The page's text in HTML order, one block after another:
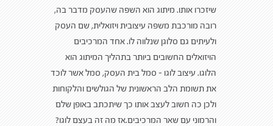
שיזכרו אותו. מיתוג הוא השפה שהעסק מדבר בה,
רובה מורכבת משפה עיצובית ויזואלית, שם העסק
ולעיתים גם סלוגן שנלווה לו. אחד המרכיבים
הויזואלים החשובים ביותר בתהליך המיתוג הוא
הלוגו. עיצוב לוגו – סמל בית העסק, סמל אשר לוכד
את תשומת הלב הראשונית של הגולשים והלקוחות
ולכן כה חשוב לעצב אותו כך שיתכתב באופן שלם
והרמוני עם שאר המרכיבים.אז מה זה בעצם לוגו?